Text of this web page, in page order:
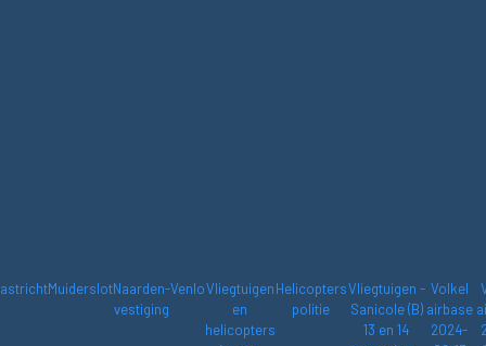
MuiderslotNaarden-
vestiging
VenloVliegtuigen
en
helicopters
Helicopters
politie
Vliegtuigen -
Sanicole (B)
13 en 14
Volkel
airbase
2024-